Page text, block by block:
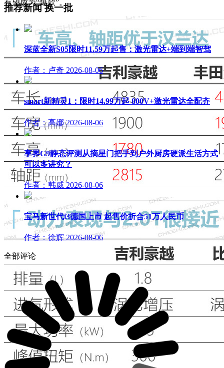
有望成为“爆款”。
推荐新闻换一批
深蓝全新S05限时11.59万起售：激光雷达+端到端智驾
作者：卢奇 2026-08-06
smart新精灵1：限时14.99万起 800V+激光雷达全配齐
作者：高娜 2026-08-06
享界G9静态评测从摘星门把手到户外厨房硬派生活方式
可以多讲究？
作者：韩威 2026-08-06
宝马新世代i3德国上市 起售价折合51万人民币
作者：徐辉 2026-08-06
全部评论